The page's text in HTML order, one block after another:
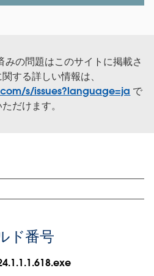
の問題はこのサイトに掲載さ
する詳しい情報は、
s/issues?language=ja で
だけます。
ド番号